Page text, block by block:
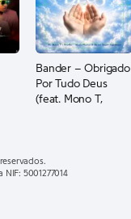
Bander – Obrigado
Por Tudo Deus
(feat. Mono T,
NIF: 5001277014